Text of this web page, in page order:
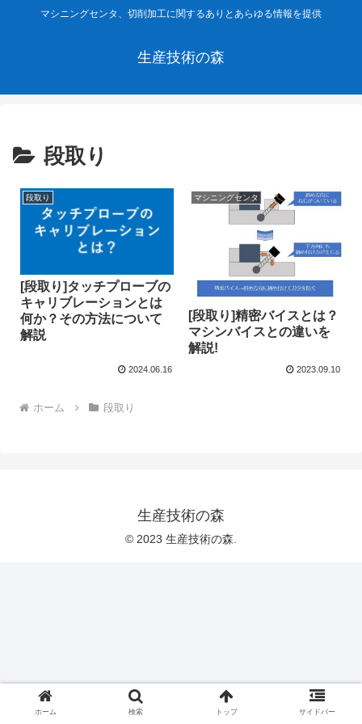
マシニングセンタ、切削加工に関するありとあらゆる情報を提供
生産技術の森
段取り
段取り
[段取り]タッチプローブの
キャリブレーションとは
何か？その方法について
解説
2024.06.16
マシニングセンタ
[段取り]精密バイスとは？
マシンバイスとの違いを
解説!
2023.09.10
ホーム 段取り
生産技術の森
© 2023 生産技術の森.
ホーム 検索 トップ サイドバー